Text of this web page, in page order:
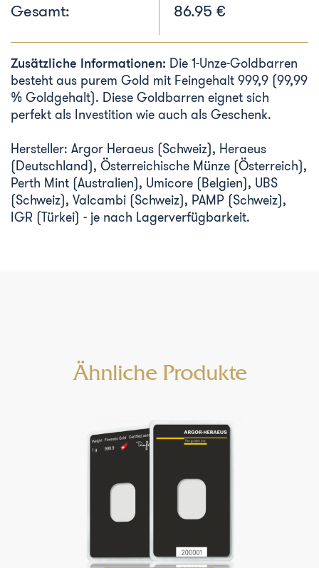
Gesamt: 86.95 €
Zusätzliche Informationen: Die 1-Unze-Goldbarren
besteht aus purem Gold mit Feingehalt 999,9 (99,99
% Goldgehalt). Diese Goldbarren eignet sich
perfekt als Investition wie auch als Geschenk.
Hersteller: Argor Heraeus (Schweiz), Heraeus
(Deutschland), Österreichische Münze (Österreich),
Perth Mint (Australien), Umicore (Belgien), UBS
(Schweiz), Valcambi (Schweiz), PAMP (Schweiz),
IGR (Türkei) - je nach Lagerverfügbarkeit.
Ähnliche Produkte